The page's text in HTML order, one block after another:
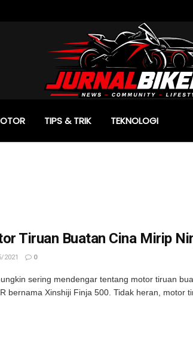
TIPS & TRIK TEKNOLOGI
Tiruan Buatan Cina Mirip
2021 0
sering mendengar tentang motor tiruan
bernama Xinshiji Finja 500. Tidak heran, motor